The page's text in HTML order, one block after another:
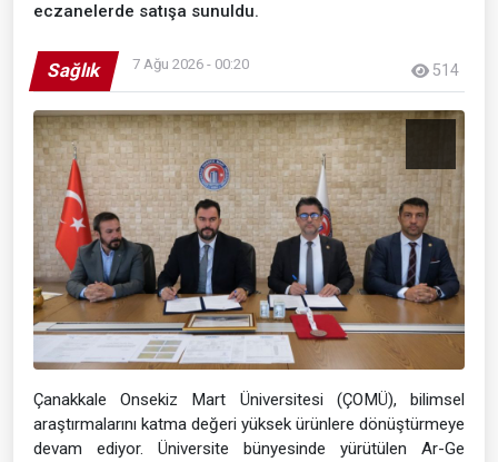
eczanelerde satışa sunuldu.
Sağlık 7 Ağu 2026 - 00:20 514
Çanakkale Onsekiz Mart Üniversitesi (ÇOMÜ), bilimsel
araştırmalarını katma değeri yüksek ürünlere dönüştürmeye
devam ediyor. Üniversite bünyesinde yürütülen Ar-Ge